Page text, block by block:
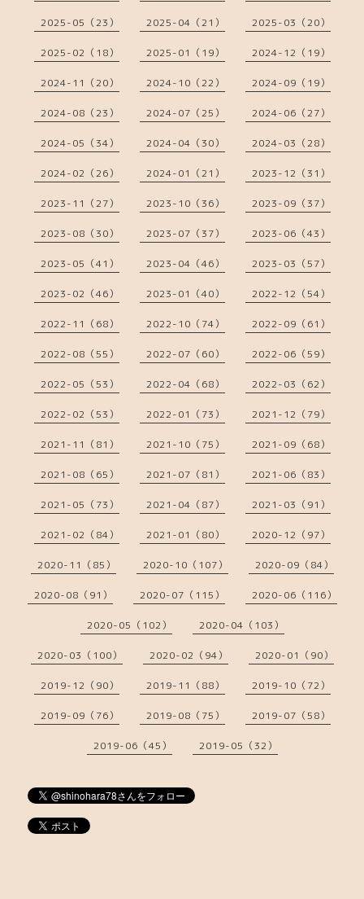
2025-05（23） 2025-04（21） 2025-03（20）
2025-02（18） 2025-01（19） 2024-12（19）
2024-11（20） 2024-10（22） 2024-09（19）
2024-08（23） 2024-07（25） 2024-06（27）
2024-05（34） 2024-04（30） 2024-03（28）
2024-02（26） 2024-01（21） 2023-12（31）
2023-11（27） 2023-10（36） 2023-09（37）
2023-08（30） 2023-07（37） 2023-06（43）
2023-05（41） 2023-04（46） 2023-03（57）
2023-02（46） 2023-01（40） 2022-12（54）
2022-11（68） 2022-10（74） 2022-09（61）
2022-08（55） 2022-07（60） 2022-06（59）
2022-05（53） 2022-04（68） 2022-03（62）
2022-02（53） 2022-01（73） 2021-12（79）
2021-11（81） 2021-10（75） 2021-09（68）
2021-08（65） 2021-07（81） 2021-06（83）
2021-05（73） 2021-04（87） 2021-03（91）
2021-02（84） 2021-01（80） 2020-12（97）
2020-11（85） 2020-10（107） 2020-09（84）
2020-08（91） 2020-07（115） 2020-06（116）
2020-05（102） 2020-04（103）
2020-03（100） 2020-02（94） 2020-01（90）
2019-12（90） 2019-11（88） 2019-10（72）
2019-09（76） 2019-08（75） 2019-07（58）
2019-06（45） 2019-05（32）